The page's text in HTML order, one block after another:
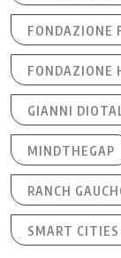
FONDAZIONE
FONDAZIONE
GIANNI
MINDTHEGAP
RANCH
SMART